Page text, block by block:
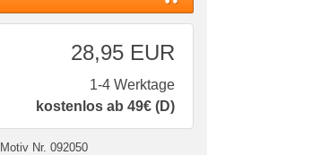
28,95 EUR
1-4 Werktage
kostenlos ab 49€ (D)
Motiv Nr. 092050